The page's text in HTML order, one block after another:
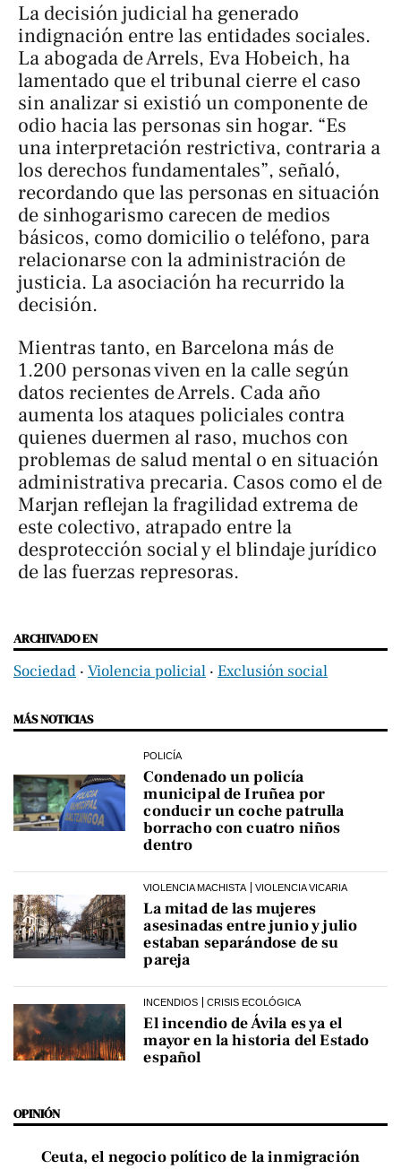
La decisión judicial ha generado
indignación entre las entidades sociales.
La abogada de Arrels, Eva Hobeich, ha
lamentado que el tribunal cierre el caso
sin analizar si existió un componente de
odio hacia las personas sin hogar. “Es
una interpretación restrictiva, contraria a
los derechos fundamentales”, señaló,
recordando que las personas en situación
de sinhogarismo carecen de medios
básicos, como domicilio o teléfono, para
relacionarse con la administración de
justicia. La asociación ha recurrido la
decisión.
Mientras tanto, en Barcelona más de
1.200 personas viven en la calle según
datos recientes de Arrels. Cada año
aumenta los ataques policiales contra
quienes duermen al raso, muchos con
problemas de salud mental o en situación
administrativa precaria. Casos como el de
Marjan reflejan la fragilidad extrema de
este colectivo, atrapado entre la
desprotección social y el blindaje jurídico
de las fuerzas represoras.
ARCHIVADO EN
Sociedad ‧ Violencia policial ‧ Exclusión social
MÁS NOTICIAS
POLICÍA
Condenado un policía
municipal de Iruñea por
conducir un coche patrulla
borracho con cuatro niños
dentro
VIOLENCIA MACHISTA VIOLENCIA VICARIA
La mitad de las mujeres
asesinadas entre junio y julio
estaban separándose de su
pareja
INCENDIOS CRISIS ECOLÓGICA
El incendio de Ávila es ya el
mayor en la historia del Estado
español
OPINIÓN
Ceuta, el negocio político de la inmigración